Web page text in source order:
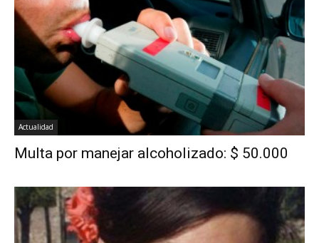
Actualidad
Multa por manejar alcoholizado: $ 50.000